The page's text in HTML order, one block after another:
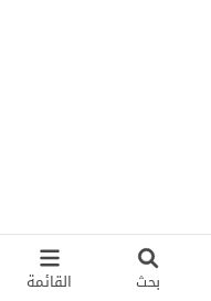
بحث القائمة